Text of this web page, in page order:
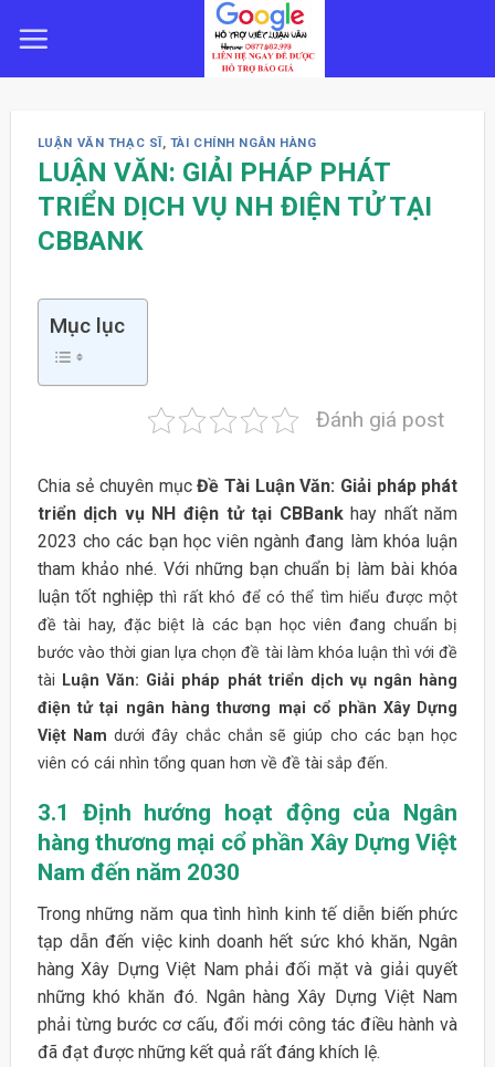
LUẬN VĂN THẠC SĨ , TÀI CHÍNH NGÂN HÀNG
LUẬN VĂN: GIẢI PHÁP PHÁT
TRIỂN DỊCH VỤ NH ĐIỆN TỬ TẠI
CBBANK
Mục lục
Đánh giá post
Chia sẻ chuyên mụcĐề Tài Luận Văn: Giải pháp phát
triển dịch vụ NH điện tử tại CBBankhay nhất năm
2023 cho các bạn học viên ngành đang làm khóa luận
tham khảo nhé. Với những bạn chuẩn bị làm bài khóa
luận tốt nghiệp thì rất khó để có thể tìm hiểu được một
đề tài hay, đặc biệt là các bạn học viên đang chuẩn bị
bước vào thời gian lựa chọn đề tài làm khóa luận thì với đề
tài Luận Văn: Giải pháp phát triển dịch vụ ngân hàng
điện tử tại ngân hàng thương mại cổ phần Xây Dựng
Việt Namdưới đây chắc chắn sẽ giúp cho các bạn học
viên có cái nhìn tổng quan hơn về đề tài sắp đến.
3.1 Định hướng hoạt động của Ngân
hàng thương mại cổ phần Xây Dựng Việt
Nam đến năm 2030
Trong những năm qua tình hình kinh tế diễn biến phức
tạp dẫn đến việc kinh doanh hết sức khó khăn, Ngân
hàng Xây Dựng Việt Nam phải đối mặt và giải quyết
những khó khăn đó. Ngân hàng Xây Dựng Việt Nam
phải từng bước cơ cấu, đổi mới công tác điều hành và
đã đạt được những kết quả rất đáng khích lệ.